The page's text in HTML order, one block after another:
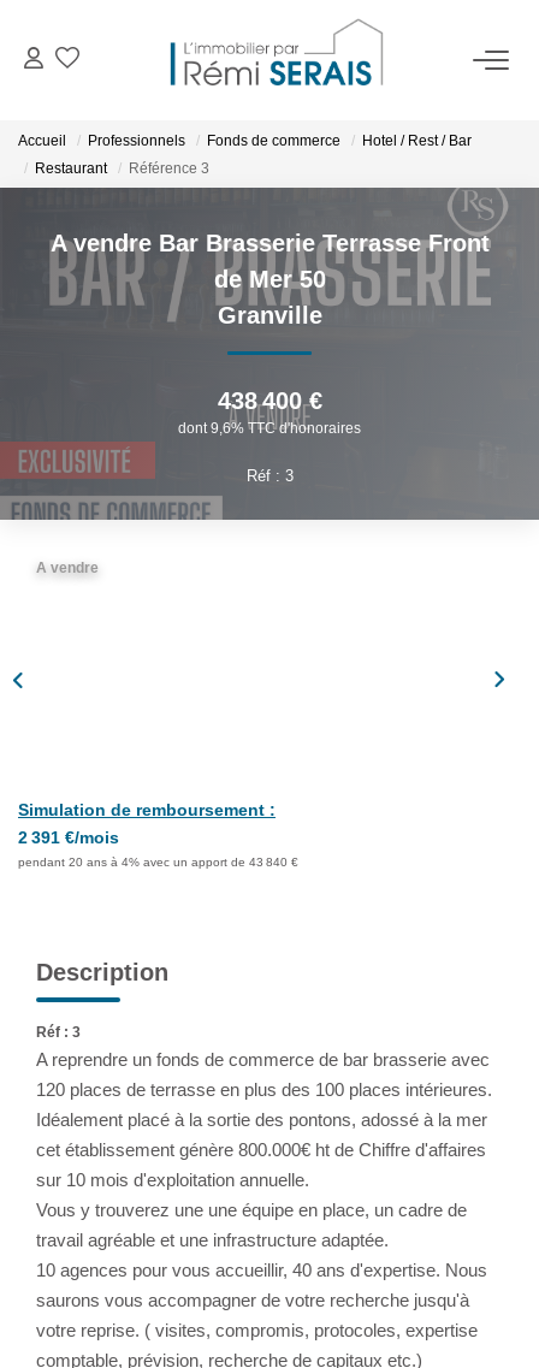
LOUER
VENDRE
ADMINISTRATION DE BIENS
Gestion
Accueil Professionnels Fonds de commerce
Hotel / Rest / Bar
Restaurant
Référence 3
A vendre Bar Brasserie Terrasse Front
de Mer 50
Granville
438 400 €
dont 9,6% TTC d'honoraires
Réf : 3
A vendre
Simulation de remboursement :
2 391 €/mois
pendant 20 ans à 4% avec un apport de 43 840 €
Description
Réf : 3
A reprendre un fonds de commerce de bar brasserie avec
120 places de terrasse en plus des 100 places intérieures.
Idéalement placé à la sortie des pontons, adossé à la mer
cet établissement génère 800.000€ ht de Chiffre d'affaires
sur 10 mois d'exploitation annuelle.
Vous y trouverez une une équipe en place, un cadre de
travail agréable et une infrastructure adaptée.
10 agences pour vous accueillir, 40 ans d'expertise. Nous
saurons vous accompagner de votre recherche jusqu'à
votre reprise. ( visites, compromis, protocoles, expertise
comptable, prévision, recherche de capitaux etc.)